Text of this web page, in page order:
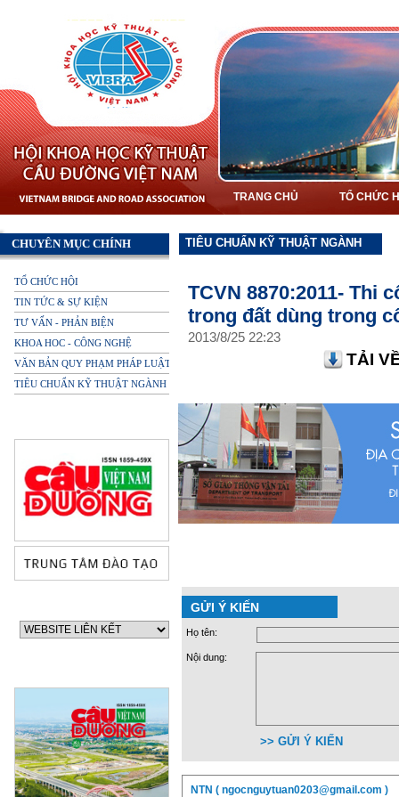
TRANG CHỦ TỔ CHỨC
CHUYÊN MỤC CHÍNH
TỔ CHỨC HỘI
TIN TỨC & SỰ KIỆN
TƯ VẤN - PHẢN BIỆN
KHOA HOC - CÔNG NGHỆ
VĂN BẢN QUY PHẠM PHÁP LUẬT
TIÊU CHUẨN KỸ THUẬT NGÀNH
TIÊU CHUẨN KỸ THUẬT NGÀNH
TCVN 8870:2011- Thi
trong đất dùng trong
2013/8/25 22:23
TẢI
GỬI Ý KIẾN
Họ tên:
Nội dung:
>> GỬI Ý KIẾN
NTN ( ngocnguytuan0203@gmail.com )
60 NĂM ĐIỆN BIÊN PHỦ